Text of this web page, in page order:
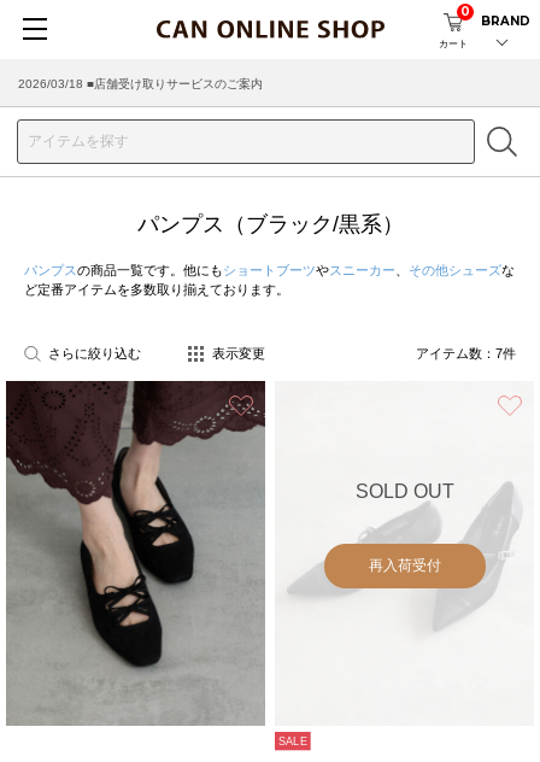
カート
0
BRAND
2026/03/18 ■店舗受け取りサービスのご案内
パンプス（ブラック/黒系）
パンプスの商品一覧です。他にもショートブーツやスニーカー その他シューズな
ど定番アイテムを多数取り揃えております。
さらに絞り込む 表示変更 アイテム数： 7件
SOLD OUT
再入荷受付
SALE